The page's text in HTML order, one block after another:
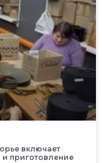
включает
приготовление